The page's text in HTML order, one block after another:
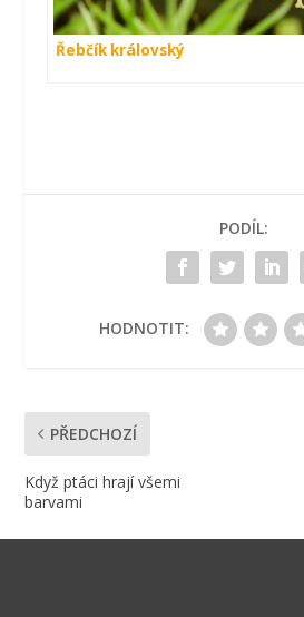
Řebčík královský
PODÍL:
HODNOTIT:
PŘEDCHOZÍ
Když ptáci hrají všemi
barvami